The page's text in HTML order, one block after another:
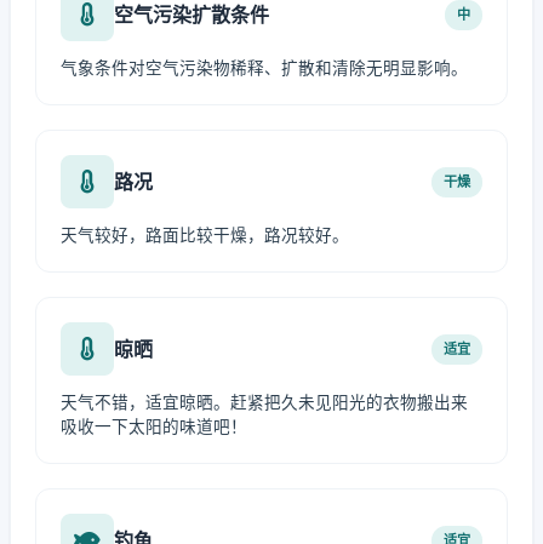
空气污染扩散条件 中
气象条件对空气污染物稀释、扩散和清除无明显影响。
路况 干燥
天气较好，路面比较干燥，路况较好。
晾晒 适宜
天气不错，适宜晾晒。赶紧把久未见阳光的衣物搬出来
吸收一下太阳的味道吧！
适宜